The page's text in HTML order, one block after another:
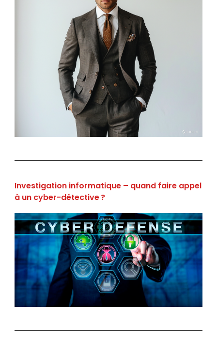
Investigation informatique – quand faire appel
à un cyber-détective ?